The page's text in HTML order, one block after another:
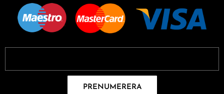
PRENUMERERA